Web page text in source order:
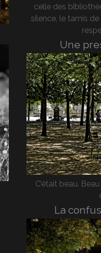
celle des
silence, le tamis
Une
C’était beau.
La